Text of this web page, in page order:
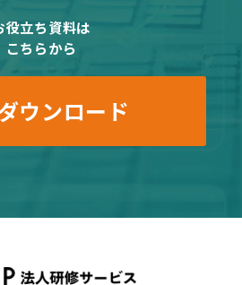
役立ち資料は
こちらから
ウンロード